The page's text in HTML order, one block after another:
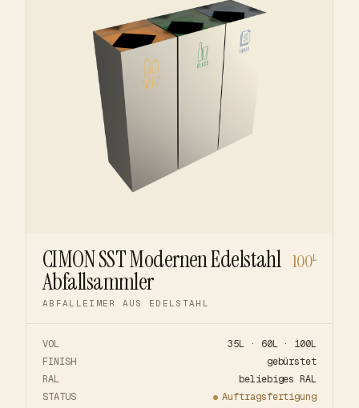
CIMON SST Modernen Edelstahl
Abfallsammler
ABFALLEIMER AUS EDELSTAHL
100L
VOL
35L · 60L · 100L
FINISH
gebürstet
RAL
beliebiges RAL
STATUS
Auftragsfertigung